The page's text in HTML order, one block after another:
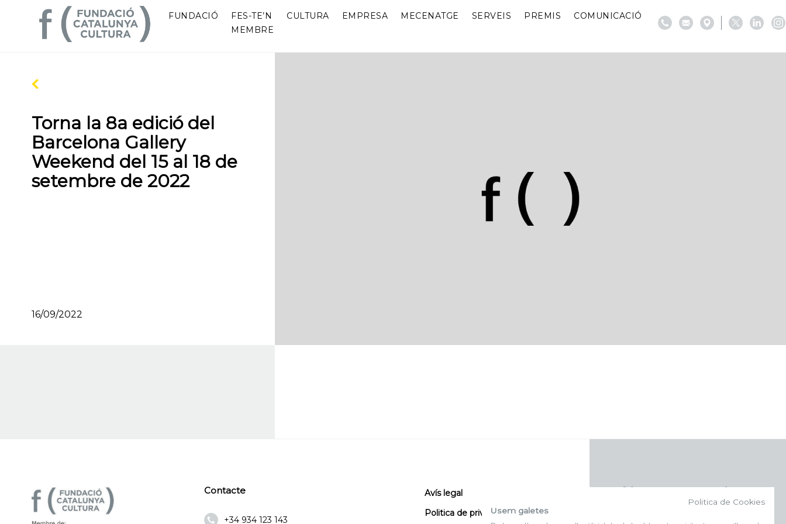
FUNDACIÓ
FES-TE’N
MEMBRE
CULTURA EMPRESA MECENATGE SERVEIS PREMIS COMUNICACIÓ
Torna la 8a edició del
Barcelona Gallery
Weekend del 15 al 18 de
setembre de 2022
16/09/2022
Contacte
+34 934 123 143
Avís legal
Politica de privacitat
Politica de Cookies
Usem galetes